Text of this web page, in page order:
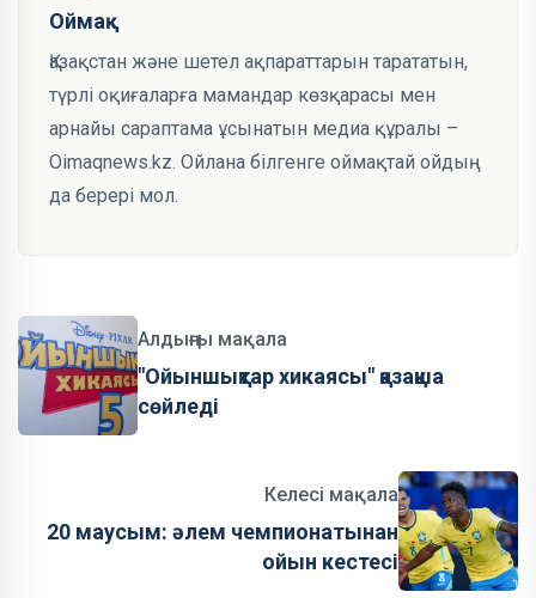
Оймақ
Қазақстан және шетел ақпараттарын тарататын,
түрлі оқиғаларға мамандар көзқарасы мен
арнайы сараптама ұсынатын медиа құралы –
Oimaqnews.kz. Ойлана білгенге оймақтай ойдың
да берері мол.
Алдыңғы мақала
"Ойыншықтар хикаясы" қазақша
сөйледі
Келесі мақала
20 маусым: әлем чемпионатынан
ойын кестесі